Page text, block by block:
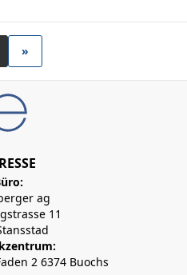
»
ag
11
2 6374 Buochs